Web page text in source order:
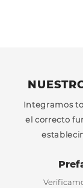
Integramos
el correcto